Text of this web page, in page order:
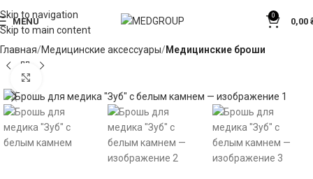
Skip to navigation
Skip to main content
MENU
0
0,00
Главная Медицинские аксессуары Медицинские броши